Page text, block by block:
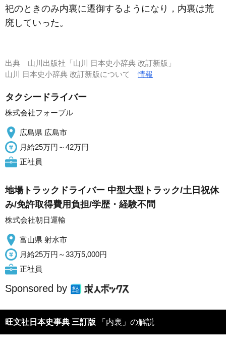
祀のときのみ内裏に遷御するようになり，内裏は荒
廃していった。
出典 山川出版社「山川 日本史小辞典 改訂新版」
山川 日本史小辞典 改訂新版について情報
タクシードライバー
株式会社フォーブル
広島県 広島市
月給25万円～42万円
正社員
地場トラックドライバー 中型大型トラック/土日祝休
み/免許取得費用負担/学歴・経験不問
株式会社朝日運輸
富山県 射水市
月給25万円～33万5,000円
正社員
Sponsored by
旺文社日本史事典 三訂版 「内裏」の解説